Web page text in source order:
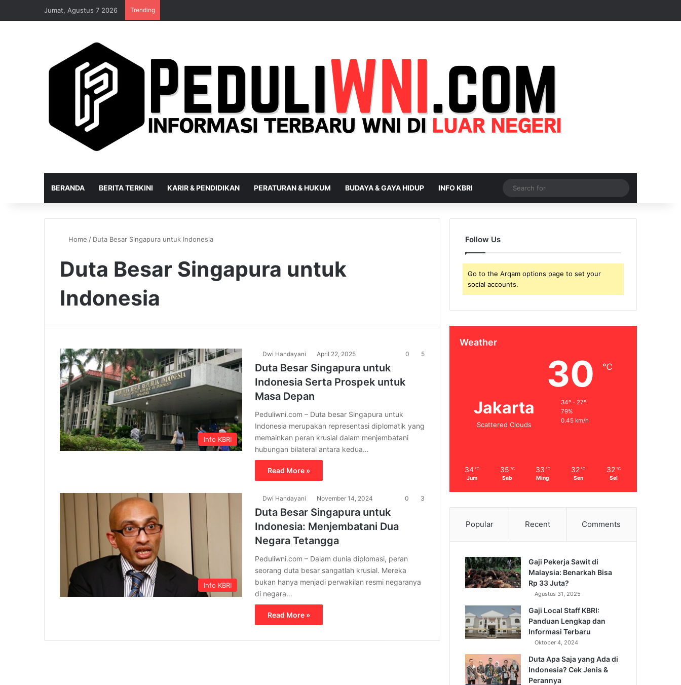
Jumat, Agustus 7 2026 Trending
BERANDA BERITA TERKINI KARIR & PENDIDIKAN PERATURAN & HUKUM BUDAYA & GAYA HIDUP INFO KBRI
for
Home / Duta Besar Singapura untuk Indonesia
Duta Besar Singapura untuk
Indonesia
Info KBRI
Dwi Handayani April 22, 2025 0 5
Duta Besar Singapura untuk
Indonesia Serta Prospek untuk
Masa Depan
Peduliwni.com – Duta besar Singapura untuk
Indonesia merupakan representasi diplomatik yang
memainkan peran krusial dalam menjembatani
hubungan bilateral antara kedua…
Read More »
Info KBRI
Dwi Handayani November 14, 2024 0 3
Duta Besar Singapura untuk
Indonesia: Menjembatani Dua
Negara Tetangga
Peduliwni.com – Dalam dunia diplomasi, peran
seorang duta besar sangatlah krusial. Mereka
bukan hanya menjadi perwakilan resmi negaranya
di negara…
Read More »
Follow Us
Go to the Arqam options page to set your
social accounts.
Weather
Jakarta
Scattered Clouds
30 ℃
34º - 27º
79%
0.45 km/h
34 ℃
Jum
35 ℃
Sab
33 ℃
Ming
32 ℃
Sen
32 ℃
Sel
Popular Recent Comments
Gaji Pekerja Sawit di
Malaysia: Benarkah Bisa
Rp 33 Juta?
Agustus 31, 2025
Gaji Local Staff KBRI:
Panduan Lengkap dan
Informasi Terbaru
Oktober 4, 2024
Duta Apa Saja yang Ada di
Indonesia? Cek Jenis &
Perannya